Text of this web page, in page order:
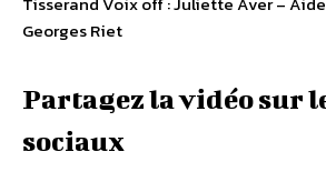
Georges Riet
Partagez la vidéo sur
sociaux